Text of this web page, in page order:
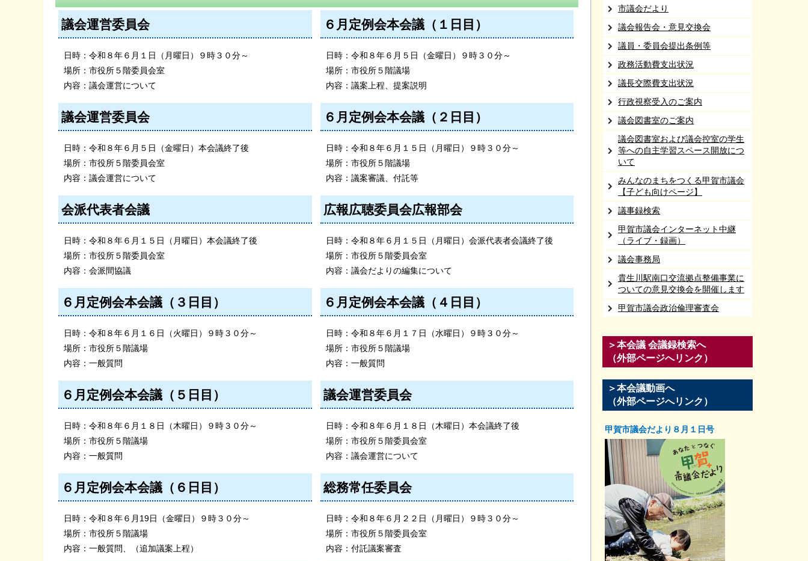
議会運営委員会
日時：令和８年６月１日（月曜日）９時３０分～
場所：市役所５階委員会室
内容：議会運営について
６月定例会本会議（１日目）
日時：令和８年６月５日（金曜日）９時３０分～
場所：市役所５階議場
内容：議案上程、提案説明
議会運営委員会
日時：令和８年６月５日（金曜日）本会議終了後
場所：市役所５階委員会室
内容：議会運営について
６月定例会本会議（２日目）
日時：令和８年６月１５日（月曜日）９時３０分～
場所：市役所５階議場
内容：議案審議、付託等
会派代表者会議
日時：令和８年６月１５日（月曜日）本会議終了後
場所：市役所５階委員会室
内容：会派間協議
広報広聴委員会広報部会
日時：令和８年６月１５日（月曜日）会派代表者会議終了後
場所：市役所５階委員会室
内容：議会だよりの編集について
６月定例会本会議（３日目）
日時：令和８年６月１６日（火曜日）９時３０分～
場所：市役所５階議場
内容：一般質問
６月定例会本会議（４日目）
日時：令和８年６月１７日（水曜日）９時３０分～
場所：市役所５階議場
内容：一般質問
６月定例会本会議（５日目）
日時：令和８年６月１８日（木曜日）９時３０分～
場所：市役所５階議場
内容：一般質問
議会運営委員会
日時：令和８年６月１８日（木曜日）本会議終了後
場所：市役所５階委員会室
内容：議会運営について
６月定例会本会議（６日目）
日時：令和８年６月19日（金曜日）９時３０分～
場所：市役所５階議場
内容：一般質問、（追加議案上程）
総務常任委員会
日時：令和８年６月２２日（月曜日）９時３０分～
場所：市役所５階委員会室
内容：付託議案審査
市議会だより
議会報告会・意見交換会
議員・委員会提出条例等
政務活動費支出状況
議長交際費支出状況
行政視察受入のご案内
議会図書室のご案内
議会図書室および議会控室の学生
等への自主学習スペース開放につ
いて
みんなのまちをつくる甲賀市議会
【子ども向けページ】
議事録検索
甲賀市議会インターネット中継
（ライブ・録画）
議会事務局
貴生川駅南口交流拠点整備事業に
ついての意見交換会を開催します
甲賀市議会政治倫理審査会
＞本会議 会議録検索へ
（外部ページへリンク）
＞本会議動画へ
（外部ページへリンク）
甲賀市議会だより８月１日号